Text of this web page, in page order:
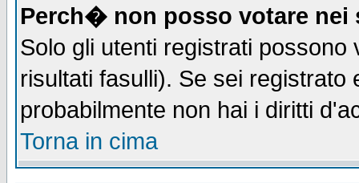
Perch� non posso votare nei
Solo gli utenti registrati
risultati fasulli). Se sei
probabilmente non hai i diritti
Torna in cima